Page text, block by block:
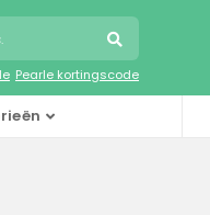
Pearle kortingscode